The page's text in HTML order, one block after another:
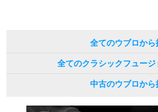
全てのウブロから
全てのクラシックフュー
中古のウブロから